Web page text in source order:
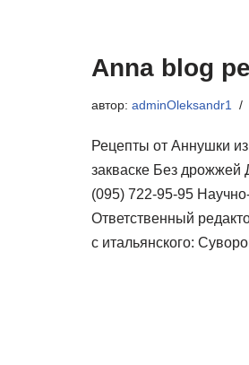
Anna blog
автор: adminOleksandr1
Рецепты от Аннушки
закваске Без
(095) 722-95-95
Ответственный
с итальянского: